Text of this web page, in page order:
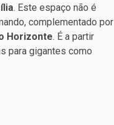
. Este espaço não é
complementado por
Horizonte. É a partir
para gigantes como